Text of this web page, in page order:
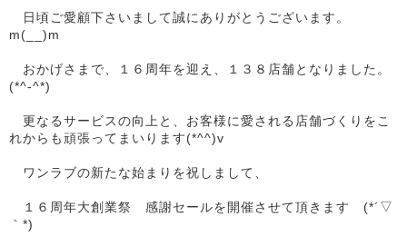
日頃ご愛顧下さいまして誠にありがとうございます。
m(__)m
おかげさまで、１６周年を迎え、１３８店舗となりました。
(*^-^*)
更なるサービスの向上と、お客様に愛される店舗づくりをこ
れからも頑張ってまいります(*^^)v
ワンラブの新たな始まりを祝しまして、
１６周年大創業祭 感謝セールを開催させて頂きます (*´▽
｀*)